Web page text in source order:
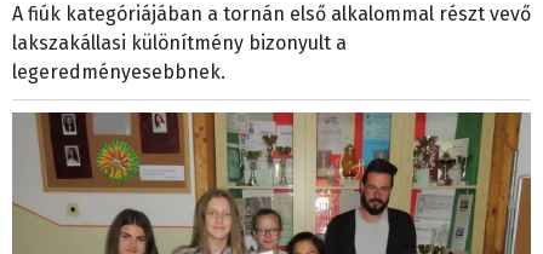
A fiúk kategóriájában a tornán első alkalommal részt vevő
lakszakállasi különítmény bizonyult a
legeredményesebbnek.